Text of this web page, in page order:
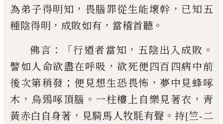
為弟子得明知 ， 畏腦罪從生能壞幹 ， 已知五
種陰得明 ， 成敗如有 ， 當稽首聽 。
佛言 ：「行道者當知 ， 五陰出入成敗 。
譬如人命欲盡在呼吸 ，欲死便四百四病中前
後次第稍發 ； 便見想生恐畏怖 ， 夢中見蜂啄
木 ， 烏鵄啄頂腦 。 一柱樓上自樂見著衣 ， 青
黃赤白自身著 ， 見騎馬人牧䭷有聲 。 持[竺-二